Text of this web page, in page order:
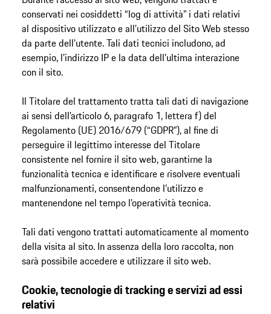
conservati nei cosiddetti “log di attività” i dati relativi
al dispositivo utilizzato e all’utilizzo del Sito Web stesso
da parte dell’utente. Tali dati tecnici includono, ad
esempio, l’indirizzo IP e la data dell’ultima interazione
con il sito.
Il Titolare del trattamento tratta tali dati di navigazione
ai sensi dell’articolo 6, paragrafo 1, lettera f) del
Regolamento (UE) 2016/679 (“GDPR”), al fine di
perseguire il legittimo interesse del Titolare
consistente nel fornire il sito web, garantirne la
funzionalità tecnica e identificare e risolvere eventuali
malfunzionamenti, consentendone l’utilizzo e
mantenendone nel tempo l’operatività tecnica.
Tali dati vengono trattati automaticamente al momento
della visita al sito. In assenza della loro raccolta, non
sarà possibile accedere e utilizzare il sito web.
Cookie, tecnologie di tracking e servizi ad essi
relativi